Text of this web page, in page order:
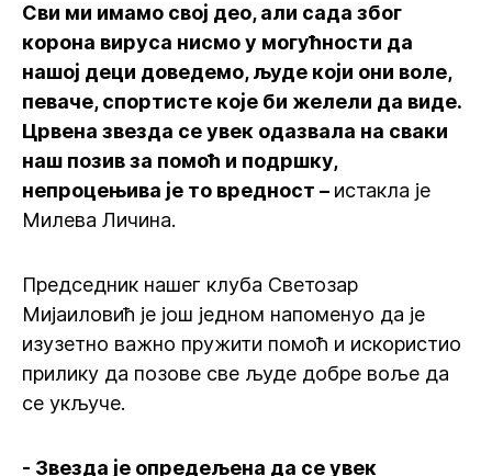
Сви ми имамо свој део, али сада због
корона вируса нисмо у могућности да
нашој деци доведемо, људе који они воле,
певаче, спортисте које би желели да виде.
Црвена звезда се увек одазвала на сваки
наш позив за помоћ и подршку,
непроцењива је то вредност – истакла је
Милева Личина.
Председник нашег клуба Светозар
Мијаиловић је још једном напоменуо да је
изузетно важно пружити помоћ и искористио
прилику да позове све људе добре воље да
се укључе.
- Звезда је опредељена да се увек